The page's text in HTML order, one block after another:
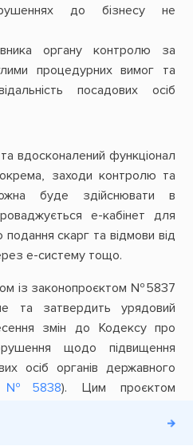
до бізнесу не
органу контролю за
процедурних вимог та
посадових осіб
вдосконалений функціонал
заходи контролю та
буде здійснювати в
е-кабінет для
скарг та відмови від
е-систему тощо.
із законопроєктом №5837
та затвердить урядовий
змін до Кодексу про
щодо підвищення
осіб органів державного
). Цим проєктом
за порушення вимог